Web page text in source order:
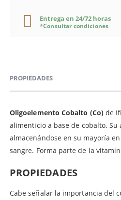
Entrega en 24/72 horas
*Consultar condiciones
PROPIEDADES
Oligoelemento Cobalto (Co) de
alimenticio a base de cobalto. Su
almacenándose en su mayoría
sangre. Forma parte de la
PROPIEDADES
Cabe señalar la importancia del